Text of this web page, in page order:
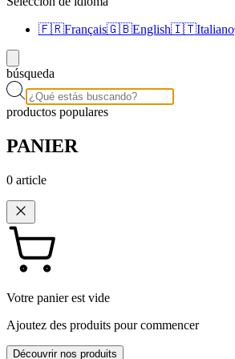
🇫🇷Français🇬🇧English🇮🇹Italiano
búsqueda
productos populares
PANIER
0 article
Votre panier est vide
Ajoutez des produits pour commencer
Découvrir nos produits